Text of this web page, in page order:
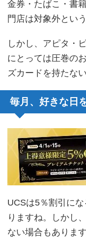
金券・たばこ・書
門店は対象外とい
しかし、アピタ・
にとっては圧巻の
ズカードを持たな
毎月、好きな日
UCSは5％割引に
りますね。しかし
ない場合もあります